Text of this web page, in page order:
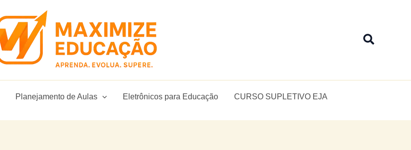
Planejamento de Aulas Eletrônicos para Educação CURSO SUPLETIVO EJA